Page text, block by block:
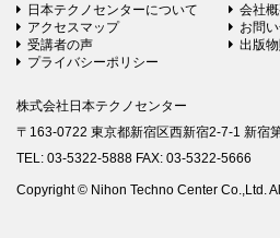
日本テクノセンターについて
会社
アクセスマップ
お問
受講者の声
出版
プライバシーポリシー
株式会社日本テクノセンター
〒163-0722 東京都新宿区西新宿2-7-1 新宿
TEL: 03-5322-5888 FAX: 03-5322-5666
Copyright © Nihon Techno Center Co.,Ltd.